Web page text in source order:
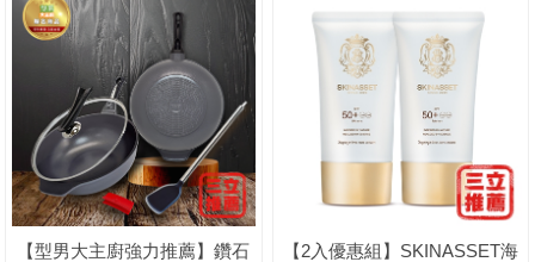
Q） <阿姐萬歲節目推薦>
【型男大主廚強力推薦】鑽石
【2入優惠組】SKINASSET海